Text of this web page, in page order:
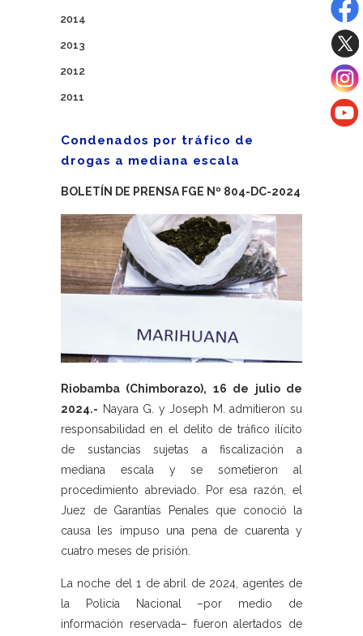
2014
2013
2012
2011
Condenados por tráfico de
drogas a mediana escala
BOLETÍN DE PRENSA FGE Nº 804-DC-2024
Riobamba (Chimborazo), 16 de julio de
2024.- Nayara G. y Joseph M. admitieron su
responsabilidad en el delito de tráfico ilícito
de sustancias sujetas a fiscalización a
mediana escala y se sometieron al
procedimiento abreviado. Por esa razón, el
Juez de Garantías Penales que conoció la
causa les impuso una pena de cuarenta y
cuatro meses de prisión.
La noche del 1 de abril de 2024, agentes de
la Policía Nacional –por medio de
información reservada– fueron alertados de